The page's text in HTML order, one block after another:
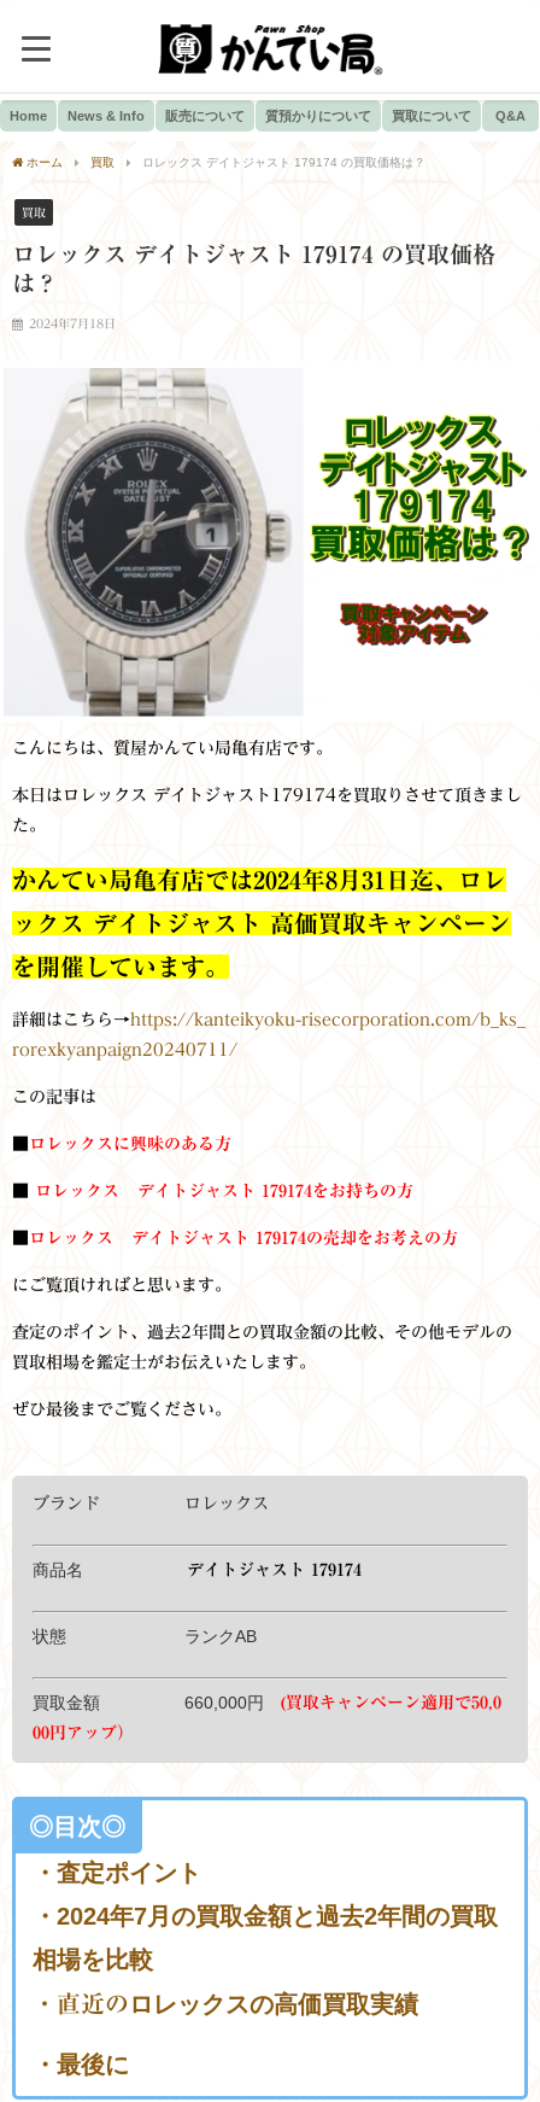
Home News & Info 販売について 質預かりについて 買取について Q&A
ホーム 買取 ロレックス デイトジャスト 179174 の買取価格は？
買取
ロレックス デイトジャスト 179174 の買取価格
は？
2024年7月18日
こんにちは、質屋かんてい局亀有店です。
本日はロレックス デイトジャスト179174を買取りさせて頂きまし
た。
かんてい局亀有店では2024年8月31日迄、ロレ
ックス デイトジャスト 高価買取キャンペーン
を開催しています。
詳細はこちら→https://kanteikyoku-risecorporation.com/b_ks_
rorexkyanpaign20240711/
この記事は
ロレックスに興味のある方
ロレックス デイトジャスト 179174をお持ち の方
ロレックス デイトジャスト 179174の売却をお考えの方
にご覧頂ければと思います。
査定のポイント、過去2年間との買取金額の比較、その他モデルの
買取相場を鑑定士がお伝えいたします。
ぜひ最後までご覧ください。
ブランド ロレックス
商品名 デイトジャスト 179174
状態 ランクAB
買取金額 660,000円 (買取キャンペーン適用で50,0
00円アップ）
◎目次◎
・査定ポイント
・2024年7月の買取金額と過去2年間の買取
相場を比較
・直近の ロレックスの高価買取実績
・最後に